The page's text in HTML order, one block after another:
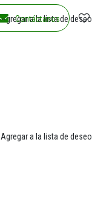
Agregar a la lista de
Contáctanos
Agregar a la lista de